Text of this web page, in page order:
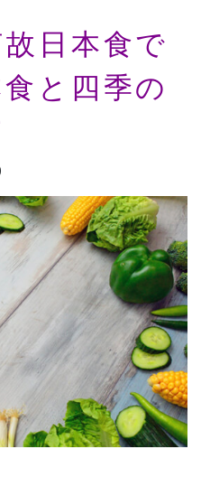
日本食で
と四季の